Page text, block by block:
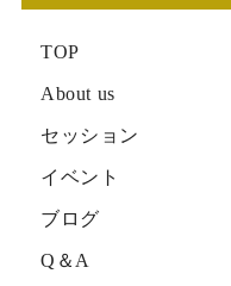
TOP
About us
セッション
イベント
ブログ
Q＆A